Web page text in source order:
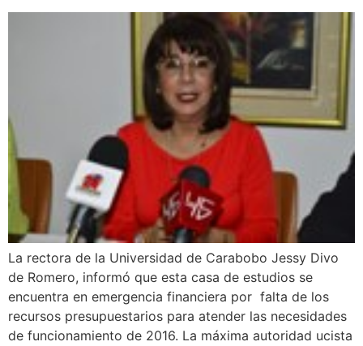
La rectora de la Universidad de Carabobo Jessy Divo
de Romero, informó que esta casa de estudios se
encuentra en emergencia financiera por falta de los
recursos presupuestarios para atender las necesidades
de funcionamiento de 2016. La máxima autoridad ucista